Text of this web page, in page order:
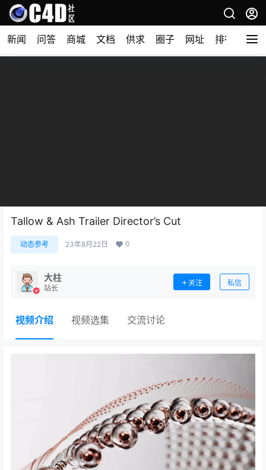
新闻 问答 商城 文档 供求 圈子 网址 排行榜
Tallow & Ash Trailer Director’s Cut
动态参考 23年8月22日 0
大柱
站长
关注 私信
视频介绍 视频选集 交流讨论